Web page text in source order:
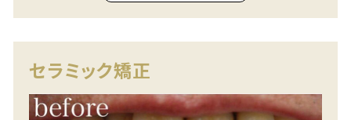
セラミック矯正